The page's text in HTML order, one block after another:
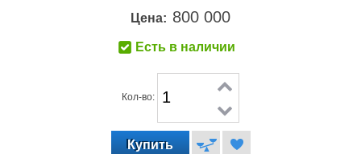
Цена: 800 000
Есть в наличии
Кол-во: